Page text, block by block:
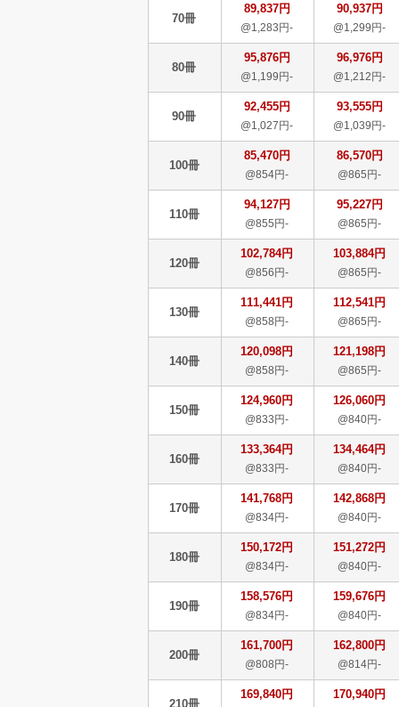
70冊
89,837円
@1,283円-
90,937円
@1,299円-
80冊
95,876円
@1,199円-
96,976円
@1,212円-
90冊
92,455円
@1,027円-
93,555円
@1,039円-
100冊
85,470円
@854円-
86,570円
@865円-
110冊
94,127円
@855円-
95,227円
@865円-
120冊
102,784円
@856円-
103,884円
@865円-
130冊
111,441円
@858円-
112,541円
@865円-
140冊
120,098円
@858円-
121,198円
@865円-
150冊
124,960円
@833円-
126,060円
@840円-
160冊
133,364円
@833円-
134,464円
@840円-
170冊
141,768円
@834円-
142,868円
@840円-
180冊
150,172円
@834円-
151,272円
@840円-
190冊
158,576円
@834円-
159,676円
@840円-
200冊
161,700円
@808円-
162,800円
@814円-
210冊
169,840円 170,940円